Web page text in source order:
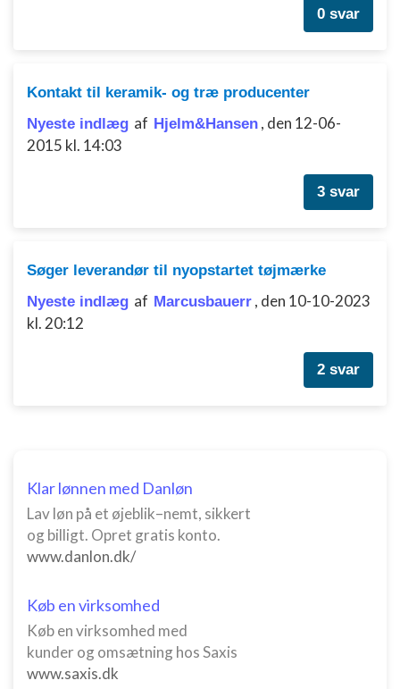
0 svar
Kontakt til keramik- og træ producenter
Nyeste indlæg af Hjelm&Hansen , den 12-06-
2015 kl. 14:03
3 svar
Søger leverandør til nyopstartet tøjmærke
Nyeste indlæg af Marcusbauerr , den 10-10-2023
kl. 20:12
2 svar
Klar lønnen med Danløn
Lav løn på et øjeblik–nemt, sikkert
og billigt. Opret gratis konto.
www.danlon.dk/
Køb en virksomhed
Køb en virksomhed med
kunder og omsætning hos Saxis
www.saxis.dk